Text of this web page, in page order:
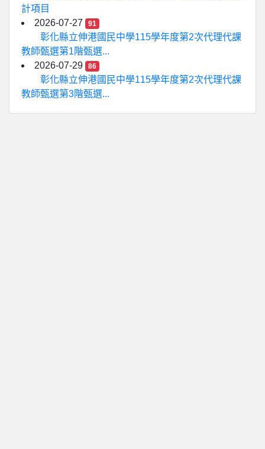
計項目
2026-07-27
91
彰化縣立伸港國民中學115學年度第2次代理代課
教師甄選第1階甄選...
2026-07-29
86
彰化縣立伸港國民中學115學年度第2次代理代課
教師甄選第3階甄選...